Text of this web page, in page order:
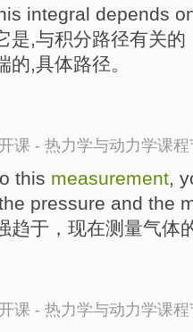
integral depends
是,与积分路径有关
的,具体路径。
课 - 热力学与动力学课
this measurement,
pressure and the
趋于，现在测量气体
课 - 热力学与动力学课